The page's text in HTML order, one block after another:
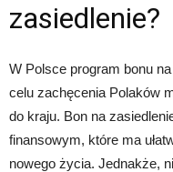
zasiedlenie?
W Polsce program bonu
celu zachęcenia Polaków
do kraju. Bon na
finansowym, które ma
nowego życia. Jednakże,